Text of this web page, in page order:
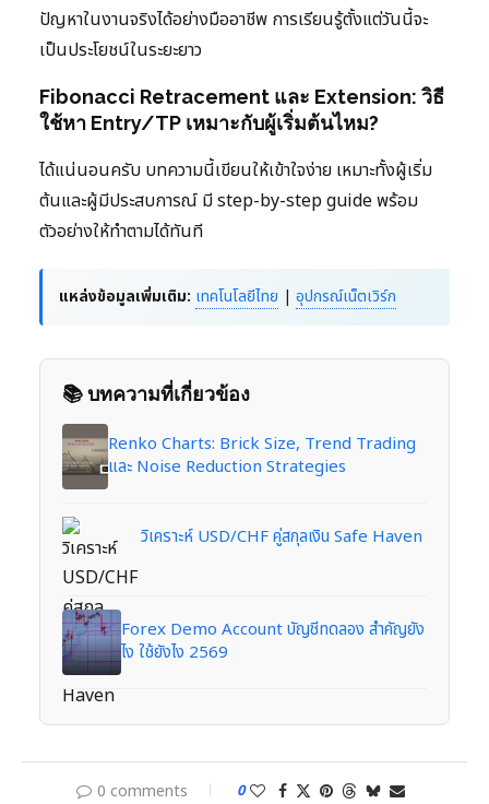
ปัญหาในงานจริงได้อย่างมืออาชีพ การเรียนรู้ตั้งแต่วันนี้จะ
เป็นประโยชน์ในระยะยาว
Fibonacci Retracement และ Extension: วิธี
ใช้หา Entry/TP เหมาะกับผู้เริ่มต้นไหม?
ได้แน่นอนครับ บทความนี้เขียนให้เข้าใจง่าย เหมาะทั้งผู้เริ่ม
ต้นและผู้มีประสบการณ์ มี step-by-step guide พร้อม
ตัวอย่างให้ทำตามได้ทันที
แหล่งข้อมูลเพิ่มเติม: เทคโนโลยีไทย | อุปกรณ์เน็ตเวิร์ก
📚 บทความที่เกี่ยวข้อง
Renko Charts: Brick Size, Trend Trading
และ Noise Reduction Strategies
วิเคราะห์ USD/CHF คู่สกุลเงิน Safe Haven
Forex Demo Account บัญชีทดลอง สำคัญยัง
ไง ใช้ยังไง 2569
0 comments 0